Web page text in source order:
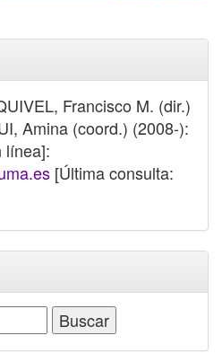
Francisco M. (dir.)
Amina (coord.) (2008-):
línea]:
[Última consulta: